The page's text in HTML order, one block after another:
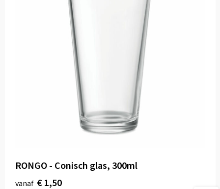
RONGO - Conisch glas, 300ml
vanaf € 1,50